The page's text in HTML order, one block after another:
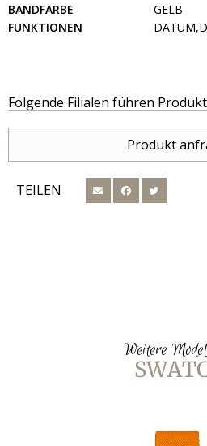
BANDFARBE
GELB
FUNKTIONEN
Folgende Filialen führen
Produkt
TEILEN
Weitere